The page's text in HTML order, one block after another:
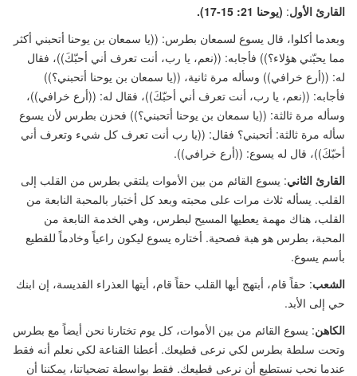
القارئ الأول:
(يوحنا 21: 15-17).
وبعدما أكلوا، قال يسوع لسمعان بطرس: ((يا سمعان بن يوحنا أتحبني أكثر
مما يحبّني هؤلاء؟)) فأجابه: ((نعم، يا رب، أنت تعرف أني أحبّكَ))، فقال
له: ((أرع خرافي)) وسأله مرة ثانية، ((يا سمعان بن يوحنا أتحبني؟))
فأجابه: ((نعم، يا رب، أنت تعرف أني أحبّكَ))، فقال له: ((أرع خرافي))،
وسأله مرة ثالثة: ((يا سمعان بن يوحنا أتحبني؟)) فحزن بطرس لأن يسوع
سأله مرة ثالثة: أتحبني؟ فقال: ((يا رب أنت تعرف كل شيء وتعرف أني
أحبّكَ))، قال له يسوع: ((أرع خرافي))
.
القارئ الثاني: يسوع القائم من بين الأموات يلتقي بطرس من القلب إلى
القلب. يسأله ثلاث مرات على محبته وبعد كل أختبار بالمحبة النابعة من
القلب، هناك مهمة يعطيها المسيح لبطرس، وهي الخدمة النابعة من
المحبة، بطرس هو هبة فصحية. أختاره يسوع ليكون راعياً وخادماً للقطيع
بأسم يسوع.
الشعب: حقاً قام، أبتهج أيها القلب حقاً قام، أيتها العذراء القديسة، إن ابنك
حي إلى الأبد.
الكاهن: يسوع القائم من بين الأموات، كل يوم تختارنا نحن أيضاً مع بطرس
وتحت سلطة بطرس لكي نرعى قطيعك. أعطنا القناعة لكي نعلم أنه فقط
عندما نحب نستطيع أن نرعى قطيعك. فقط بواسطة تضحياتنا، يمكننا أن